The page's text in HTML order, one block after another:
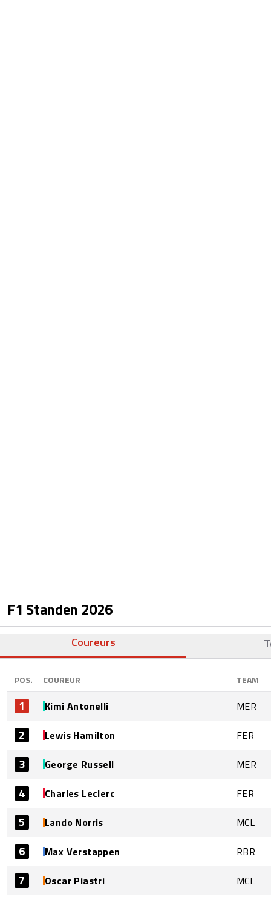
F1 Standen 2026
Coureurs
POS. COUREUR TEAM
1 Kimi Antonelli MER
2 Lewis Hamilton FER
3 George Russell MER
4 Charles Leclerc FER
5 Lando Norris MCL
6 Max Verstappen RBR
7 Oscar Piastri MCL